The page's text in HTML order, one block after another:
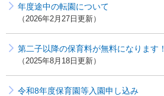
年度途中の転園について
2026年2月27日更新
第二子以降の保育料が無料になります！
2025年8月18日更新
令和8年度保育園等入園申し込み